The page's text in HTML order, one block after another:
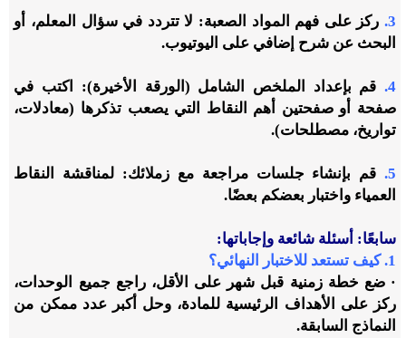
3. ركز على فهم المواد الصعبة: لا تتردد في سؤال المعلم، أو
البحث عن شرح إضافي على اليوتيوب.
4.
قم بإعداد الملخص الشامل (الورقة الأخيرة): اكتب في
صفحة أو صفحتين أهم النقاط التي يصعب تذكرها (معادلات،
تواريخ، مصطلحات).
5.
قم بإنشاء جلسات مراجعة مع زملائك: لمناقشة النقاط
العمياء واختبار بعضكم بعضًا.
سابعًا: أسئلة شائعة وإجاباتها:
1. كيف تستعد للاختبار النهائي؟
· ضع خطة زمنية قبل شهر على الأقل، راجع جميع الوحدات،
ركز على الأهداف الرئيسية للمادة، وحل أكبر عدد ممكن من
النماذج السابقة.